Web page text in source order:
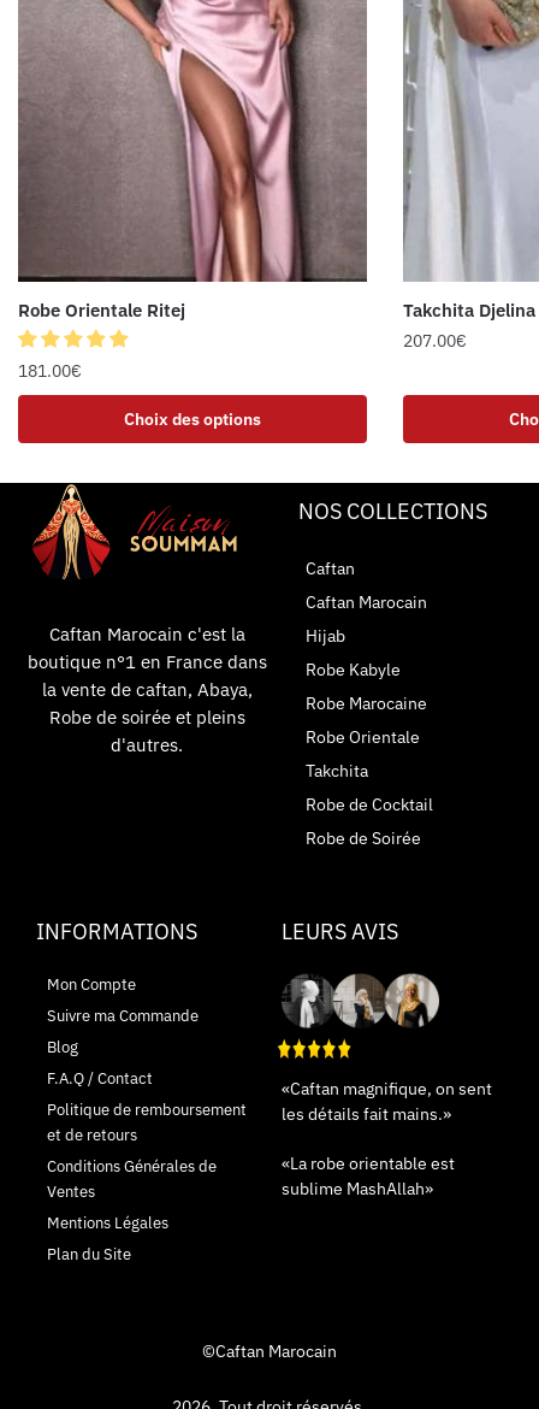
Robe Orientale Ritej
181.00€
Choix des options
Takchita Djelina
207.00€
Caftan Marocain c'est la
boutique n°1 en France dans
la vente de caftan, Abaya,
Robe de soirée et pleins
d'autres.
NOS COLLECTIONS
Caftan
Caftan Marocain
Hijab
Robe Kabyle
Robe Marocaine
Robe Orientale
Takchita
Robe de Cocktail
Robe de Soirée
INFORMATIONS
Mon Compte
Suivre ma Commande
Blog
F.A.Q / Contact
Politique de remboursement
et de retours
Conditions Générales de
Ventes
Mentions Légales
Plan du Site
LEURS AVIS
«Caftan magnifique, on sent
les détails fait mains.»
«La robe orientable est
sublime MashAllah»
©Caftan Marocain